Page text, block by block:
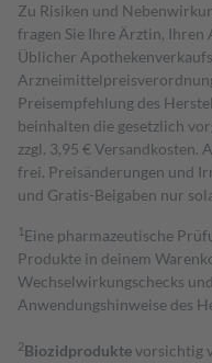
Zu Risiken und
fragen Sie Ihre Ärztin, Ihren
Üblicher
Preisempfehlung des
beinhalten die gesetzlich
zzgl. 3,95 €
frei. Preisänderungen und
und Gratis-Beigaben nur
1 Eine pharmazeutische
Produkte in deinem
Wechselwirkungschecks
Anwendungshinweise des
2Biozidproduktevorsichtig